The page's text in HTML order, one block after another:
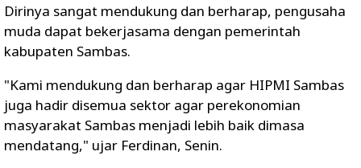
Dirinya sangat mendukung dan berharap, pengusaha
muda dapat bekerjasama dengan pemerintah
kabupaten Sambas.
"Kami mendukung dan berharap agar HIPMI Sambas
juga hadir disemua sektor agar perekonomian
masyarakat Sambas menjadi lebih baik dimasa
mendatang," ujar Ferdinan, Senin.